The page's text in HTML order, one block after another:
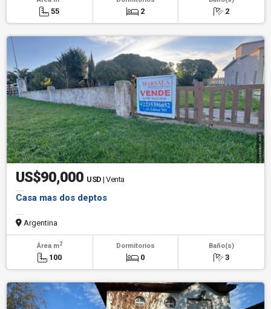
55 2 2
US$90,000 USD | Venta
Casa mas dos deptos
Argentina
Área m2
100
Dormitorios
0
Baño(s)
3